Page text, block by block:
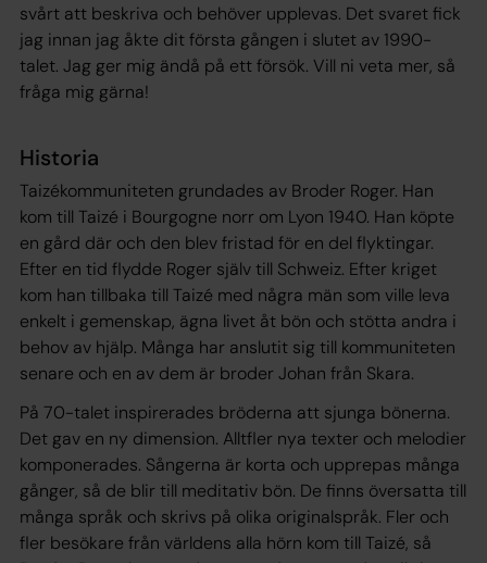
svårt att beskriva och behöver upplevas. Det svaret fick
jag innan jag åkte dit första gången i slutet av 1990-
talet. Jag ger mig ändå på ett försök. Vill ni veta mer, så
fråga mig gärna!
Historia
Taizékommuniteten grundades av Broder Roger. Han
kom till Taizé i Bourgogne norr om Lyon 1940. Han köpte
en gård där och den blev fristad för en del flyktingar.
Efter en tid flydde Roger själv till Schweiz. Efter kriget
kom han tillbaka till Taizé med några män som ville leva
enkelt i gemenskap, ägna livet åt bön och stötta andra i
behov av hjälp. Många har anslutit sig till kommuniteten
senare och en av dem är broder Johan från Skara.
På 70-talet inspirerades bröderna att sjunga bönerna.
Det gav en ny dimension. Alltfler nya texter och melodier
komponerades. Sångerna är korta och upprepas många
gånger, så de blir till meditativ bön. De finns översatta till
många språk och skrivs på olika originalspråk. Fler och
fler besökare från världens alla hörn kom till Taizé, så